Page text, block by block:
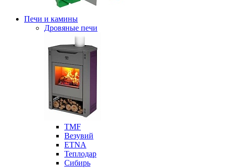
Печи и камины
Дровяные печи
ТМF
Везувий
ETNA
Теплодар
Сибирь